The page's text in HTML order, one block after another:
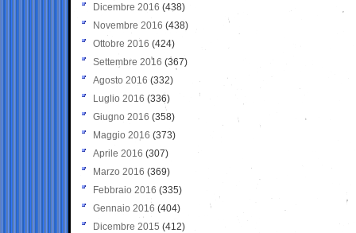
Dicembre 2016 (438)
Novembre 2016 (438)
Ottobre 2016 (424)
Settembre 2016 (367)
Agosto 2016 (332)
Luglio 2016 (336)
Giugno 2016 (358)
Maggio 2016 (373)
Aprile 2016 (307)
Marzo 2016 (369)
Febbraio 2016 (335)
Gennaio 2016 (404)
Dicembre 2015 (412)